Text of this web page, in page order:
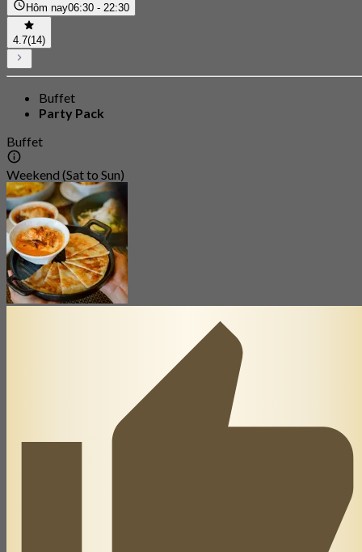
Hôm nay06:30 - 22:30
4.7(14)
Buffet
Party Pack
Buffet
Weekend (Sat to Sun)